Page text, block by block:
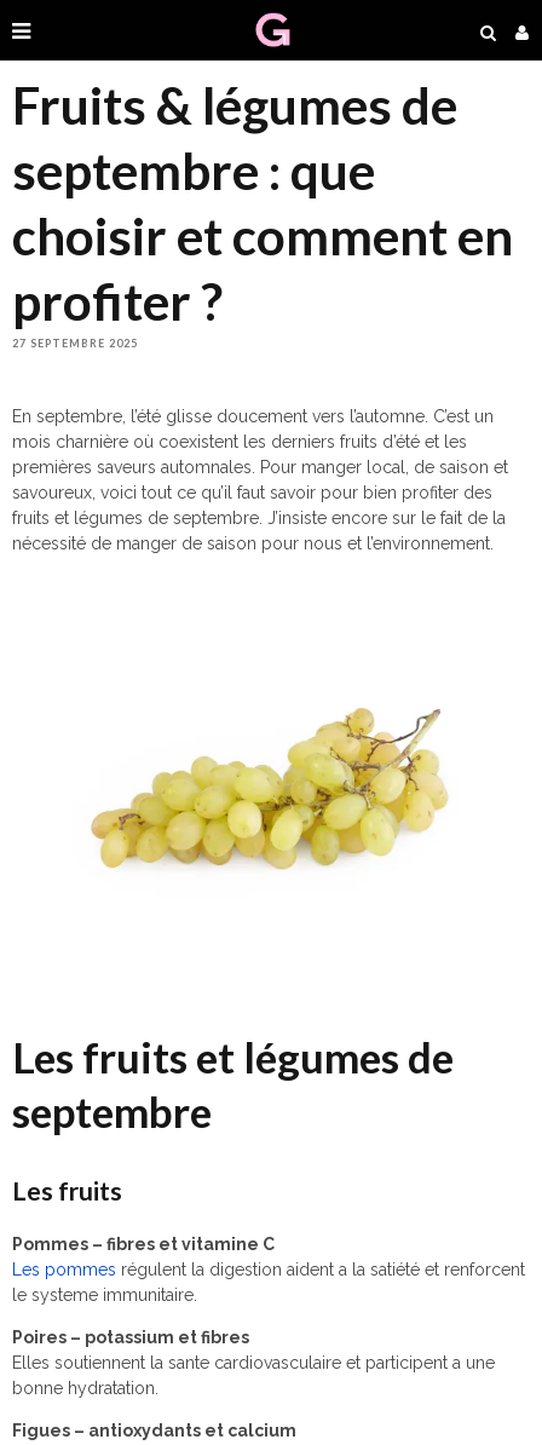
Fruits & légumes de
septembre : que
choisir et comment en
profiter ?
27 SEPTEMBRE 2025
En septembre, l’été glisse doucement vers l’automne. C’est un
mois charnière où coexistent les derniers fruits d’été et les
premières saveurs automnales. Pour manger local, de saison et
savoureux, voici tout ce qu’il faut savoir pour bien profiter des
fruits et légumes de septembre. J’insiste encore sur le fait de la
nécessité de manger de saison pour nous et l’environnement.
Les fruits et légumes de
septembre
Les fruits
Pommes – fibres et vitamine C
Les pommes régulent la digestion aident a la satiété et renforcent
le systeme immunitaire.
Poires – potassium et fibres
Elles soutiennent la sante cardiovasculaire et participent a une
bonne hydratation.
Figues – antioxydants et calcium